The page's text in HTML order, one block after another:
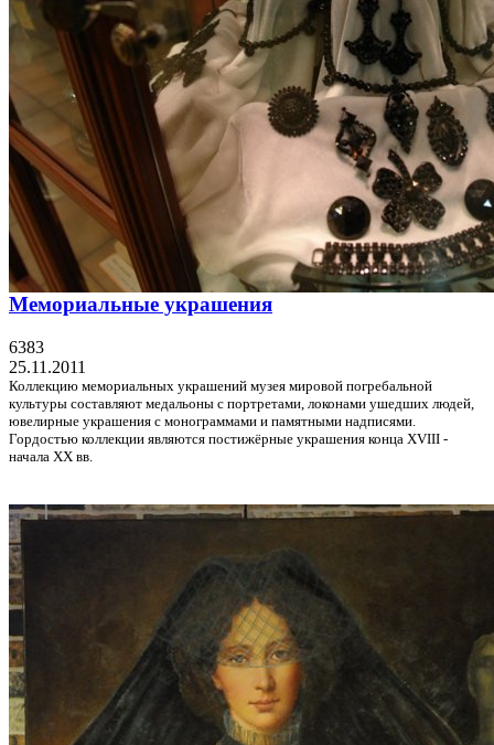
Мемориальные украшения
6383
25.11.2011
Коллекцию мемориальных украшений музея мировой погребальной
культуры составляют медальоны с портретами, локонами ушедших людей,
ювелирные украшения с монограммами и памятными надписями.
Гордостью коллекции являются постижёрные украшения конца XVIII -
начала XX вв.